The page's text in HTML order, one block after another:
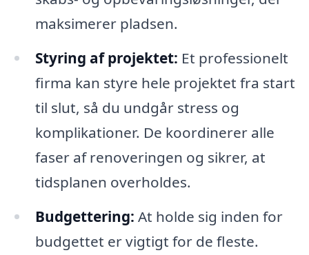
maksimerer pladsen.
Styring af projektet: Et professionelt
firma kan styre hele projektet fra start
til slut, så du undgår stress og
komplikationer. De koordinerer alle
faser af renoveringen og sikrer, at
tidsplanen overholdes.
Budgettering: At holde sig inden for
budgettet er vigtigt for de fleste.